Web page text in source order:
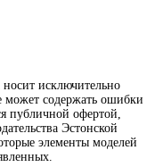
исключительно
может содержать ошибки
публичной офертой,
Эстонской
элементы моделей